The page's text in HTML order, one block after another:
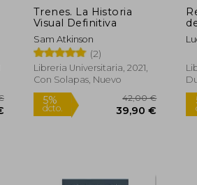
Trenes. La Historia
Visual Definitiva
Sam Atkinson
(2)
Libreria Universitaria, 2021,
Con Solapas, Nuevo
Rápido